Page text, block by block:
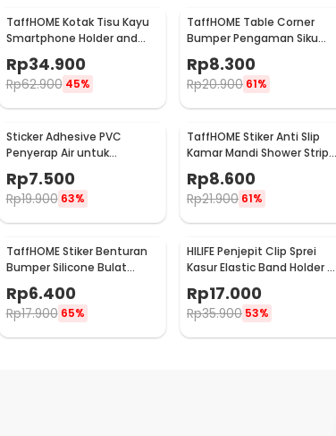
TaffHOME Kotak Tisu Kayu
Smartphone Holder and
Tissue Box - ZJ05
Rp34.900
Rp62.900 45%
TaffHOME Table Corner
Bumper Pengaman Siku
Sudut Meja Silicone 10 PCS
- FY21
Rp8.300
Rp20.900 61%
Sticker Adhesive PVC
Penyerap Air untuk
CN1222
Rp7.500
Rp19.900 63%
TaffHOME Stiker Anti Slip
Kamar Mandi Shower Strips
20x380mm 6 PCS - TT-19
Rp8.600
Rp21.900 61%
TaffHOME Stiker Benturan
Bumper Silicone Bulat
Hemispherical 100 PCS -
FZL10
Rp6.400
Rp17.900 65%
HILIFE Penjepit Clip Sprei
Kasur Elastic Band Holder 4
Rp17.000
Rp35.900 53%